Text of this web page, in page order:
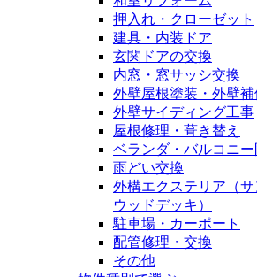
押入れ・クローゼット
建具・内装ドア
玄関ドアの交換
内窓・窓サッシ交換
外壁屋根塗装・外壁補
外壁サイディング工事
屋根修理・葺き替え
ベランダ・バルコニー
雨どい交換
外構エクステリア（サ
ウッドデッキ）
駐車場・カーポート
配管修理・交換
その他